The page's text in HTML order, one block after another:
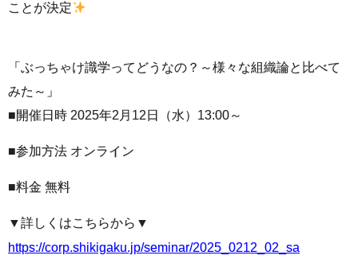
ことが決定
「ぶっちゃけ識学ってどうなの？～様々な組織論と比べて
みた～」
■開催日時 2025年2月12日（水）13:00～
■参加方法 オンライン
■料金 無料
▼詳しくはこちらから▼
https://corp.shikigaku.jp/seminar/2025_0212_02_sa